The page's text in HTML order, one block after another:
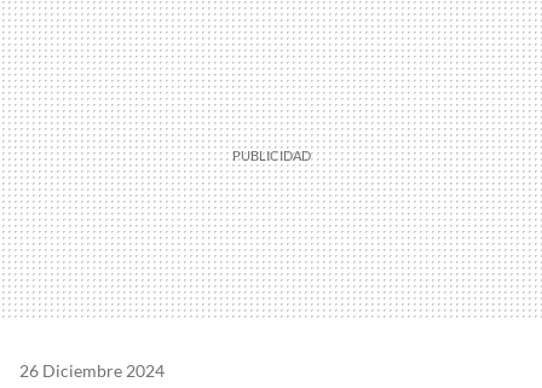
MAIL
26 Diciembre 2024